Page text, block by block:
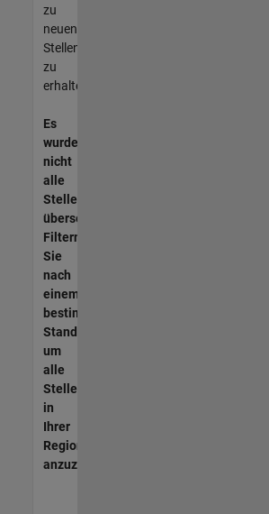
zu
neuen
Stellenangeboten
zu
erhalten.
Es
wurden
nicht
alle
Stellen
übersetzt.
Filtern
Sie
nach
einem
bestimmten
Standort,
um
alle
Stellenangebote
in
Ihrer
Region
anzuzeigen.